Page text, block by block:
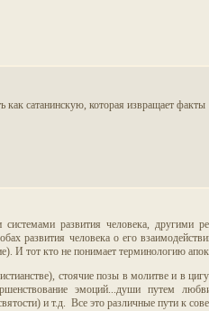
как сатанинскую, которая извращает факты
развития человека, другими
развития человека о его
И тот кто не понимает терминологию
стоячие позы в молитве и в
эмоций...души путем
и т.д. Все это различные пути к